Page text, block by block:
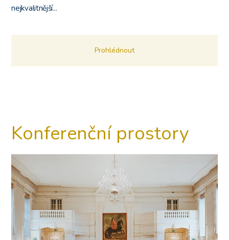
nejkvalitnější...
Prohlédnout
Konferenční prostory